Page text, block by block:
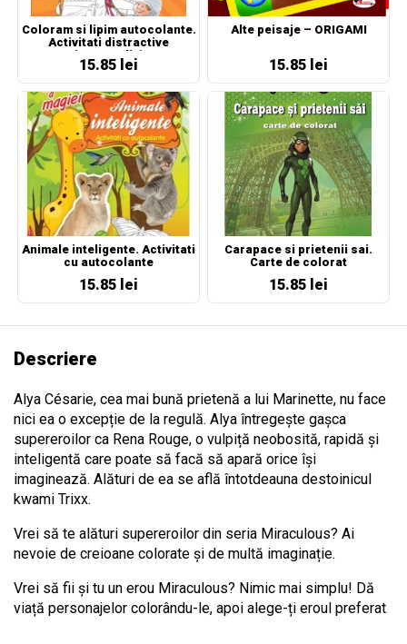
Coloram si lipim autocolante.
Activitati distractive
(portocaliu)
15.85 lei
Alte peisaje – ORIGAMI
15.85 lei
Animale inteligente. Activitati
cu autocolante
15.85 lei
Carapace si prietenii sai.
Carte de colorat
15.85 lei
Descriere
Alya Césarie, cea mai bună prietenă a lui Marinette, nu face
nici ea o excepție de la regulă. Alya întregește gașca
supereroilor ca Rena Rouge, o vulpiță neobosită, rapidă și
inteligentă care poate să facă să apară orice își
imaginează. Alături de ea se află întotdeauna destoinicul
kwami Trixx.
Vrei să te alături supereroilor din seria Miraculous? Ai
nevoie de creioane colorate și de multă imaginație.
Vrei să fii și tu un erou Miraculous? Nimic mai simplu! Dă
viață personajelor colorându-le, apoi alege-ți eroul preferat